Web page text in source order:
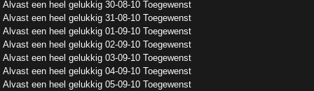
Alvast een heel gelukkig 30-08-10 Toegewenst
Alvast een heel gelukkig 31-08-10 Toegewenst
Alvast een heel gelukkig 01-09-10 Toegewenst
Alvast een heel gelukkig 02-09-10 Toegewenst
Alvast een heel gelukkig 03-09-10 Toegewenst
Alvast een heel gelukkig 04-09-10 Toegewenst
Alvast een heel gelukkig 05-09-10 Toegewenst